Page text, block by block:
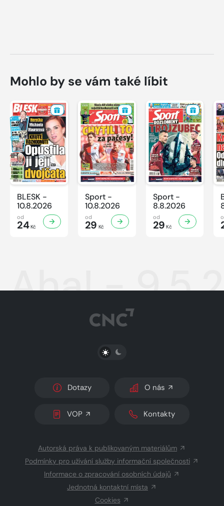
Mohlo by se vám také líbit
BLESK -
10.8.2026
od
24Kč
Sport -
10.8.2026
od
29 Kč
Sport -
8.8.2026
od
29 Kč
Aha! -
PŘEPNOUT SVĚTLÝ/TMAVÝ REŽIM
Dotazy O nás
VOP Kontakty
Autorská práva k publikovaným materiálům
Podmínky pro užívání služby informační společnosti
Informace o zpracování osobních údajů
Jednotná kontaktní místa
Cookies